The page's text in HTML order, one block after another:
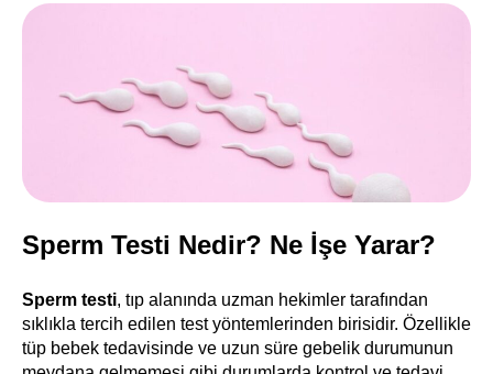
Sperm Testi Nedir? Ne İşe Yarar?
Sperm testi, tıp alanında uzman hekimler tarafından
sıklıkla tercih edilen test yöntemlerinden birisidir. Özellikle
tüp bebek tedavisinde ve uzun süre gebelik durumunun